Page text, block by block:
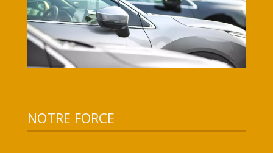
NOTRE FORCE